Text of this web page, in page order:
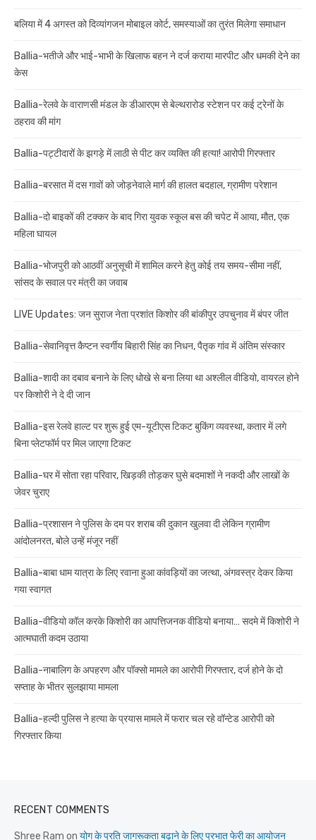
बलिया में 4 अगस्त को दिव्यांगजन मोबाइल कोर्ट, समस्याओं का तुरंत मिलेगा समाधान
Ballia-भतीजे और भाई-भाभी के खिलाफ बहन ने दर्ज कराया मारपीट और धमकी देने का
केस
Ballia-रेलवे के वाराणसी मंडल के डीआरएम से बेल्थरारोड स्टेशन पर कई ट्रेनों के
ठहराव की मांग
Ballia-पट्टीदारों के झगड़े में लाठी से पीट कर व्यक्ति की हत्या! आरोपी गिरफ्तार
Ballia-बरसात में दस गावों को जोड़नेवाले मार्ग की हालत बदहाल, ग्रामीण परेशान
Ballia-दो बाइकों की टक्कर के बाद गिरा युवक स्कूल बस की चपेट में आया, मौत, एक
महिला घायल
Ballia-भोजपुरी को आठवीं अनुसूची में शामिल करने हेतु कोई तय समय-सीमा नहीं,
सांसद के सवाल पर मंत्री का जवाब
LIVE Updates: जन सुराज नेता प्रशांत किशोर की बांकीपुर उपचुनाव में बंपर जीत
Ballia-सेवानिवृत्त कैप्टन स्वर्गीय बिहारी सिंह का निधन, पैतृक गांव में अंतिम संस्कार
Ballia-शादी का दबाव बनाने के लिए धोखे से बना लिया था अश्लील वीडियो, वायरल होने
पर किशोरी ने दे दी जान
Ballia-इस रेलवे हाल्ट पर शुरू हुई एम-यूटीएस टिकट बुकिंग व्यवस्था, कतार में लगे
बिना प्लेटफॉर्म पर मिल जाएगा टिकट
Ballia-घर में सोता रहा परिवार, खिड़की तोड़कर घुसे बदमाशों ने नकदी और लाखों के
जेवर चुराए
Ballia-प्रशासन ने पुलिस के दम पर शराब की दुकान खुलवा दी लेकिन ग्रामीण
आंदोलनरत, बोले उन्हें मंजूर नहीं
Ballia-बाबा धाम यात्रा के लिए रवाना हुआ कांवड़ियों का जत्था, अंगवस्त्र देकर किया
गया स्वागत
Ballia-वीडियो कॉल करके किशोरी का आपत्तिजनक वीडियो बनाया… सदमे में किशोरी ने
आत्मघाती कदम उठाया
Ballia-नाबालिग के अपहरण और पॉक्सो मामले का आरोपी गिरफ्तार, दर्ज होने के दो
सप्ताह के भीतर सुलझाया मामला
Ballia-हल्दी पुलिस ने हत्या के प्रयास मामले में फरार चल रहे वॉन्टेड आरोपी को
गिरफ्तार किया
RECENT COMMENTS
Shree Ram on योग के प्रति जागरूकता बढ़ाने के लिए प्रभात फेरी का आयोजन